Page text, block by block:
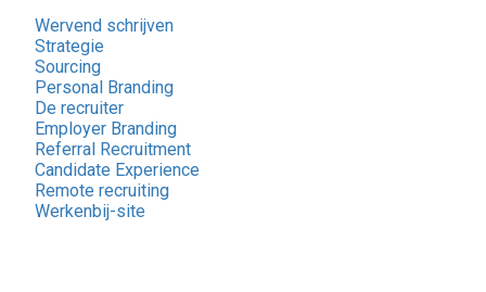
Wervend schrijven
Strategie
Sourcing
Personal Branding
De recruiter
Employer Branding
Referral Recruitment
Candidate Experience
Remote recruiting
Werkenbij-site